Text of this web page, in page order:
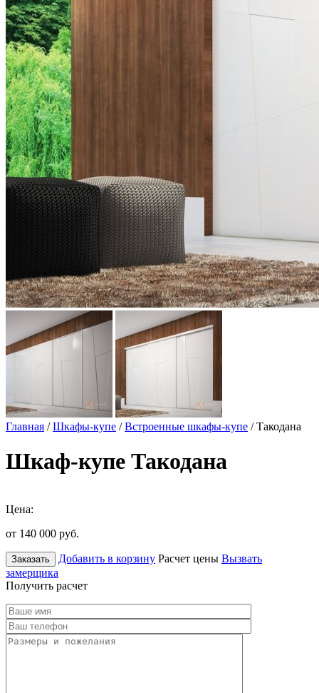
Главная /Шкафы-купе /Встроенные шкафы-купе / Такодана
Шкаф-купе Такодана
Цена:
от 140 000 руб.
Заказать Добавить в корзину Расчет цены Вызвать
замерщика
Получить расчет